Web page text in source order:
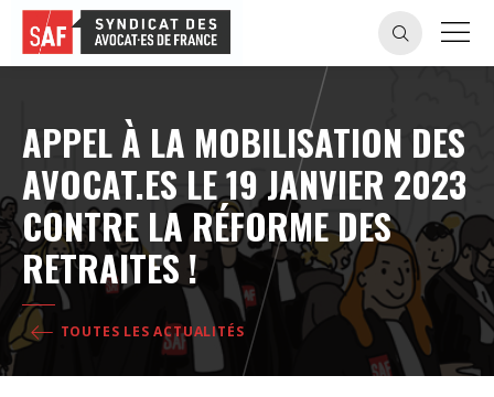
APPEL À LA MOBILISATION DES
AVOCAT.ES LE 19 JANVIER 2023
CONTRE LA RÉFORME DES
RETRAITES !
TOUTES LES ACTUALITÉS